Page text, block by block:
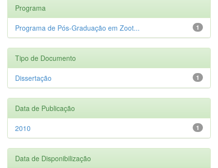
Programa
1
Programa de Pós-Graduação em Zoot...
Tipo de Documento
1
Dissertação
Data de Publicação
1
2010
Data de Disponibilização